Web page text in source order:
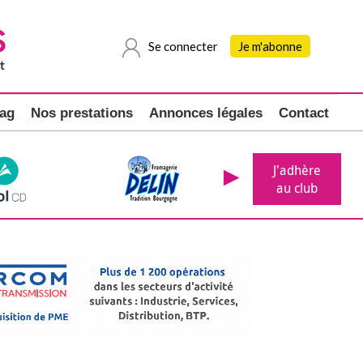
Se connecter Je m'abonne
Nos prestations Annonces légales Contact
J'adhère
au club